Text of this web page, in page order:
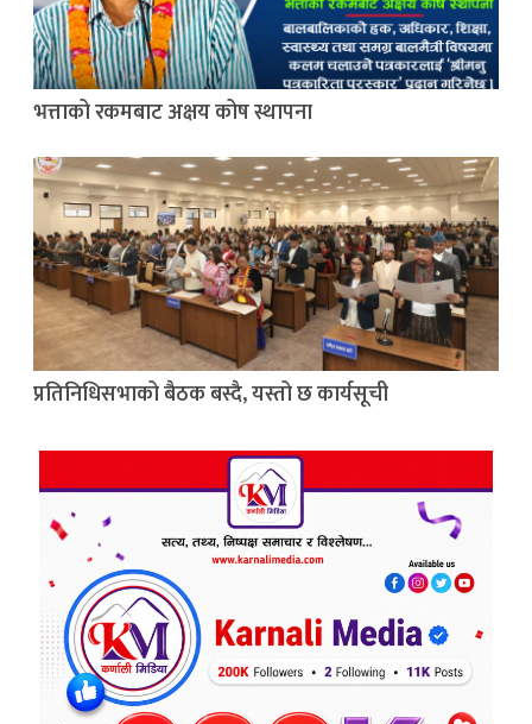
भत्ताको रकमबाट अक्षय कोष स्थापना
प्रतिनिधिसभाको बैठक बस्दै, यस्तो छ कार्यसूची